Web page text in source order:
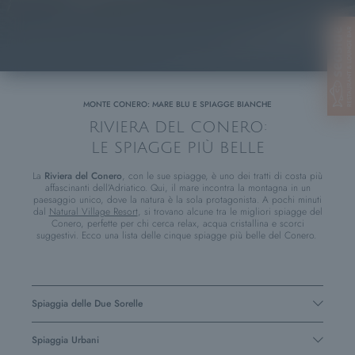
RIVIERA DEL CONERO:
LE SPIAGGE PIÙ BELLE
MONTE CONERO: MARE BLU E SPIAGGE BIANCHE
La Riviera del Conero , con le sue spiagge, è uno dei tratti di costa più
affascinanti dell’Adriatico. Qui, il mare incontra la montagna in un
paesaggio unico, dove la natura è la sola protagonista. A pochi minuti
dal Natural Village Resort , si trovano alcune tra le migliori spiagge del
Conero, perfette per chi cerca relax, acqua cristallina e scorci
suggestivi. Ecco una lista delle cinque spiagge più belle del Conero.
Spiaggia delle Due Sorelle
Spiaggia iconica della Riviera del Conero nei pressi di Sirolo, famosa
per la sua sabbia bianca finissima e i due faraglioni bianchi gemelli
Spiaggia Urbani